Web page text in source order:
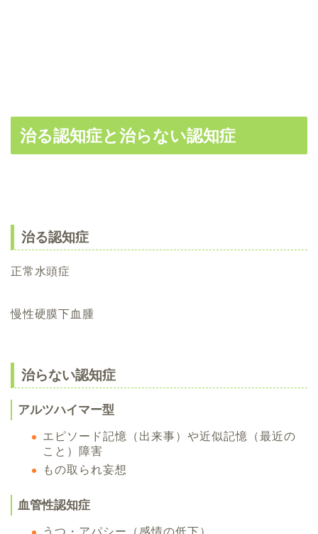
治る認知症と治らない認知症
治る認知症
正常水頭症
慢性硬膜下血腫
治らない認知症
アルツハイマー型
エピソード記憶（出来事）や近似記憶（最近の
こと）障害
もの取られ妄想
血管性認知症